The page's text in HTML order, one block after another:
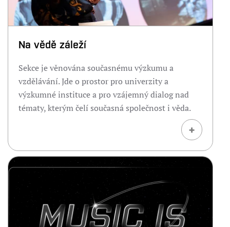
Na vědě záleží
Sekce je věnována současnému výzkumu a
vzdělávání. Jde o prostor pro univerzity a
výzkumné instituce a pro vzájemný dialog nad
tématy, kterým čelí současná společnost i věda.
+